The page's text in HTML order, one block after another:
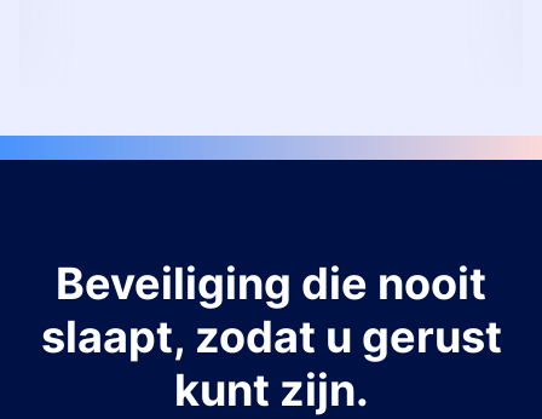
Beveiliging die nooit
slaapt, zodat u gerust
kunt zijn.